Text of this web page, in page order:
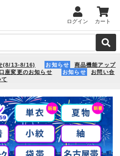
ログイン カート
(8/13-8/16) お知らせ
商品機能アップ
座変更のお知らせ お知らせ
お問い合